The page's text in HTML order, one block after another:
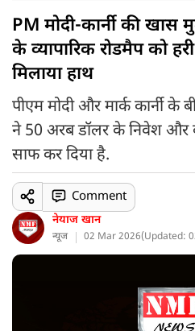
PM मोदी-कार्नी की खास
के व्यापारिक रोडमैप को
मिलाया हाथ
पीएम मोदी और मार्क कार्नी के
ने 50 अरब डॉलर के निवेश और
साफ कर दिया है.
नेयाज खान
न्यूज 02 Mar 2026(Updated:
Comment